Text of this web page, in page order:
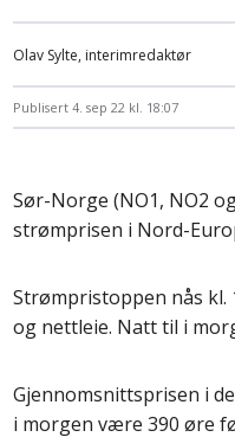
Olav Sylte, interimredaktør
Publisert4. sep 22 kl. 18:07
Sør-Norge (NO1, NO2
strømprisen i Nord-
Strømpristoppen nås kl.
og nettleie. Natt til i
Gjennomsnittsprisen i
i morgen være 390 øre